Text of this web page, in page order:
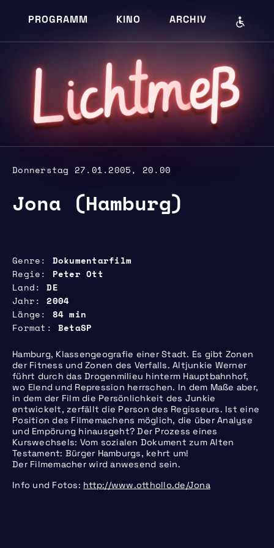
PROGRAMM KINO ARCHIV
Lichtmeß
Donnerstag 27.01.2005, 20.00
Jona (Hamburg)
Genre
Dokumentarfilm
Regie
Peter Ott
Land
DE
Jahr
2004
Länge
84 min
Format
BetaSP
Hamburg, Klassengeografie einer Stadt. Es gibt Zonen
der Fitness und Zonen des Verfalls. Altjunkie Werner
führt durch das Drogenmilieu hinterm Hauptbahnhof,
wo Elend und Repression herrschen. In dem Maße aber,
in dem der Film die Persönlichkeit des Junkie
entwickelt, zerfällt die Person des Regisseurs. Ist eine
Position des Filmemachens möglich, die über Analyse
und Empörung hinausgeht? Der Prozess eines
Kurswechsels: Vom sozialen Dokument zum Alten
Testament: Bürger Hamburgs, kehrt um!
Der Filmemacher wird anwesend sein.
Info und Fotos: http://www.otthollo.de/Jona